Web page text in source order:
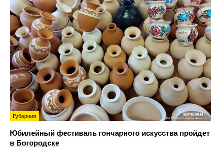
Губерния
Юбилейный фестиваль гончарного искусства пройдет
в Богородске